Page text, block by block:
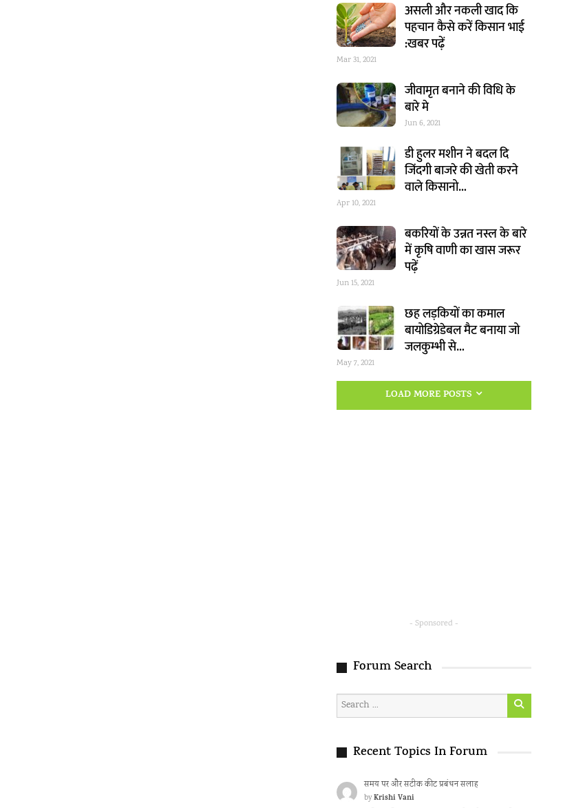
असली और नकली खाद कि
पहचान कैसे करें किसान भाई
:खबर पढ़ें
Mar 31, 2021
जीवामृत बनाने की विधि के
बारे मे
Jun 6, 2021
डी हुलर मशीन ने बदल दि
जिंदगी बाजरे की खेती करने
वाले किसानो…
Apr 10, 2021
बकरियों के उन्नत नस्ल के बारे
में कृषि वाणी का खास जरूर
पढ़ें
Jun 15, 2021
छह लड़कियों का कमाल
बायोडिग्रेडेबल मैट बनाया जो
जलकुम्भी से…
May 7, 2021
LOAD MORE POSTS
- Sponsored -
Forum Search
Recent Topics In Forum
समय पर और सटीक कीट प्रबंधन सलाह
byKrishi Vani